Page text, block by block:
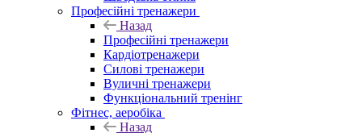
Професійні тренажери
Назад
Професійні тренажери
Кардіотренажери
Силові тренажери
Вуличні тренажери
Функціональний тренінг
Фітнес, аеробіка
Назад